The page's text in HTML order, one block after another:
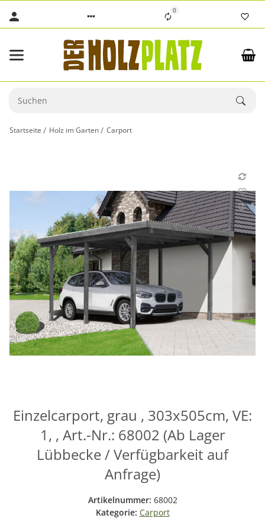
0
Startseite Holz im Garten Carport
Einzelcarport, grau , 303x505cm, VE:
1, , Art.-Nr.: 68002 (Ab Lager
Lübbecke / Verfügbarkeit auf
Anfrage)
Artikelnummer: 68002
Kategorie: Carport